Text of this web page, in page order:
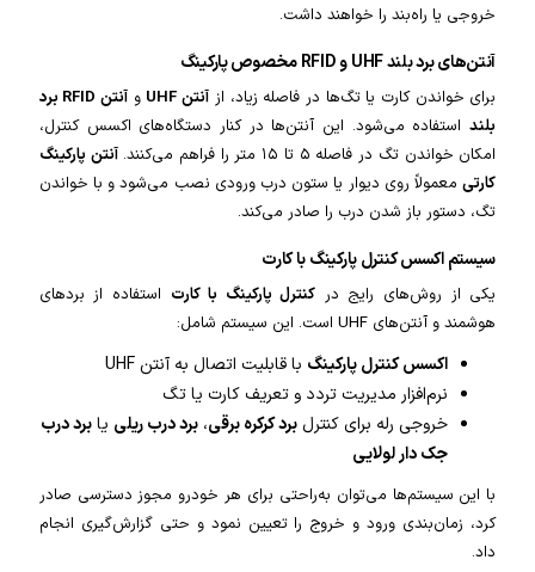
خروجی یا راه‌بند را خواهند داشت.
آنتن‌های برد بلند UHF و RFID مخصوص پارکینگ
برای خواندن کارت یا تگ‌ها در فاصله زیاد، از آنتن UHF و
آنتن RFID برد
بلنداستفاده می‌شود. این آنتن‌ها در کنار دستگاه‌های اکسس کنترل،
امکان خواندن تگ در فاصله ۵ تا ۱۵ متر را فراهم می‌کنند.
آنتن پارکینگ
کارتیمعمولاً روی دیوار یا ستون درب ورودی نصب می‌شود و با خواندن
تگ، دستور باز شدن درب را صادر می‌کند.
سیستم اکسس کنترل پارکینگ با کارت
یکی از روش‌های رایج در کنترل پارکینگ با کارت استفاده از بردهای
هوشمند و آنتن‌های UHF است. این سیستم شامل:
اکسس کنترل پارکینگ با قابلیت اتصال به آنتن UHF
نرم‌افزار مدیریت تردد و تعریف کارت یا تگ
خروجی رله برای کنترل برد کرکره برقی، برد درب ریلی یابرد درب
جک دار لولایی
با این سیستم‌ها می‌توان به‌راحتی برای هر خودرو مجوز دسترسی صادر
کرد، زمان‌بندی ورود و خروج را تعیین نمود و حتی گزارش‌گیری انجام
داد.